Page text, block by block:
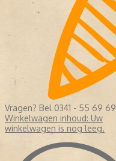
Vragen? Bel 0341 - 55 69 69
Winkelwagen inhoud: Uw
winkelwagen is nog leeg.